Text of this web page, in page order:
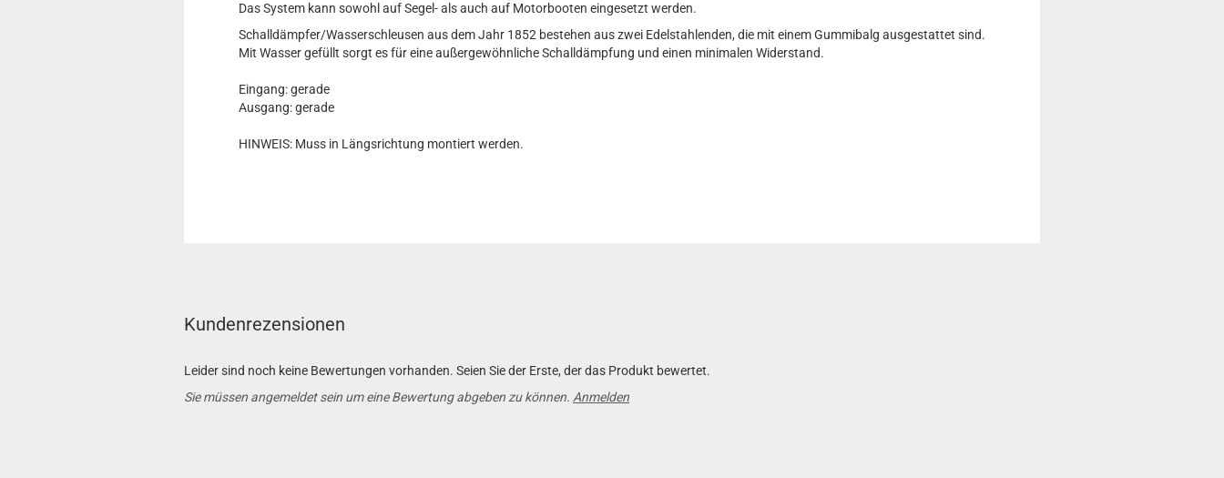
Das System kann sowohl auf Segel- als auch auf Motorbooten eingesetzt werden.
Schalldämpfer/Wasserschleusen aus dem Jahr 1852 bestehen aus zwei Edelstahlenden, die mit einem Gummibalg ausgestattet sind.
Mit Wasser gefüllt sorgt es für eine außergewöhnliche Schalldämpfung und einen minimalen Widerstand.
Eingang: gerade
Ausgang: gerade
HINWEIS: Muss in Längsrichtung montiert werden.
Kundenrezensionen
Leider sind noch keine Bewertungen vorhanden. Seien Sie der Erste, der das Produkt bewertet.
Sie müssen angemeldet sein um eine Bewertung abgeben zu können. Anmelden